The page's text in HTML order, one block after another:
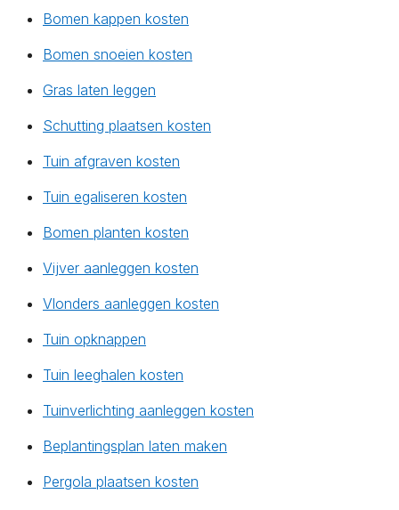
Bomen kappen kosten
Bomen snoeien kosten
Gras laten leggen
Schutting plaatsen kosten
Tuin afgraven kosten
Tuin egaliseren kosten
Bomen planten kosten
Vijver aanleggen kosten
Vlonders aanleggen kosten
Tuin opknappen
Tuin leeghalen kosten
Tuinverlichting aanleggen kosten
Beplantingsplan laten maken
Pergola plaatsen kosten